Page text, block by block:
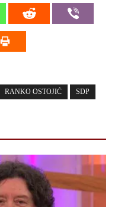
RANKO OSTOJIĆ SDP